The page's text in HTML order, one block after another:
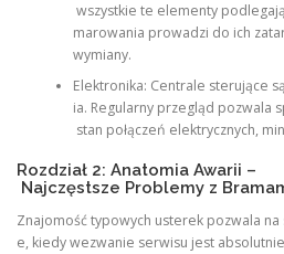
wszystkie te elementy
marowania prowadzi do ich
wymiany.
Elektronika: Centrale sterujące
ia. Regularny przegląd pozwala
stan połączeń elektrycznych,
Rozdział 2: Anatomia Awarii –
Najczęstsze Problemy z
Znajomość typowych usterek pozwala
e, kiedy wezwanie serwisu jest